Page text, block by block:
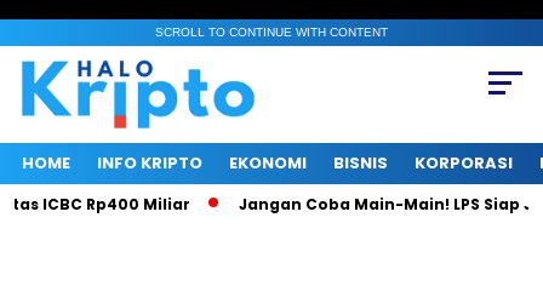
SCROLL TO CONTINUE WITH CONTENT
HOME INFO KRIPTO EKONOMI BISNIS KORPORASI
Rp400 Miliar Jangan Coba Main-Main! LPS Siap Jadi